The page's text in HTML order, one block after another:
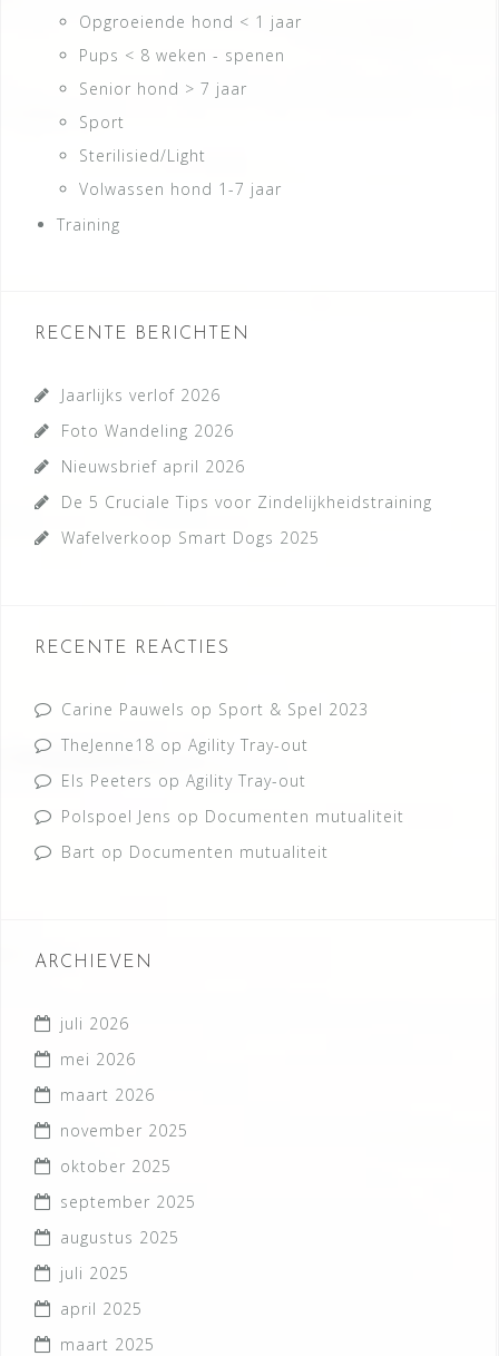
Opgroeiende hond < 1 jaar
Pups < 8 weken - spenen
Senior hond > 7 jaar
Sport
Sterilisied/Light
Volwassen hond 1-7 jaar
Training
RECENTE BERICHTEN
Jaarlijks verlof 2026
Foto Wandeling 2026
Nieuwsbrief april 2026
De 5 Cruciale Tips voor Zindelijkheidstraining
Wafelverkoop Smart Dogs 2025
RECENTE REACTIES
Carine Pauwels op Sport & Spel 2023
TheJenne18 op Agility Tray-out
Els Peeters op Agility Tray-out
Polspoel Jens op Documenten mutualiteit
Bart op Documenten mutualiteit
ARCHIEVEN
juli 2026
mei 2026
maart 2026
november 2025
oktober 2025
september 2025
augustus 2025
juli 2025
april 2025
maart 2025